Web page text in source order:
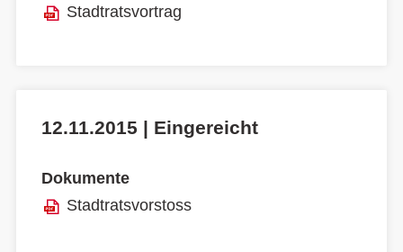
Stadtratsvortrag
12.11.2015 | Eingereicht
Dokumente
Stadtratsvorstoss